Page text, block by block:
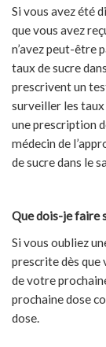
Si vous avez été
que vous avez
n’avez peut-être
taux de sucre
prescrivent un
surveiller les taux
une prescription
médecin de
de sucre dans le
Que dois-je faire
Si vous oubliez
prescrite dès que
de votre
prochaine dose
dose.